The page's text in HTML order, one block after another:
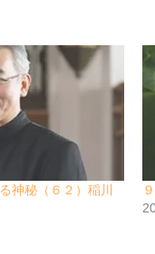
神秘（６２）稲川